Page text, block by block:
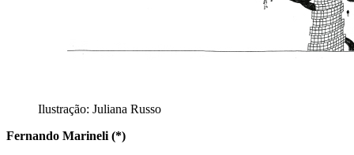
Ilustração: Juliana Russo
Fernando Marineli (*)